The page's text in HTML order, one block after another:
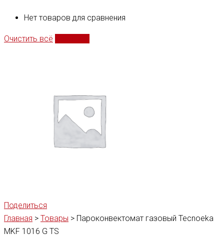
Нет товаров для сравнения
Очистить всё
Поделиться
Главная > Товары > Пароконвектомат газовый Tecnoeka
MKF 1016 G TS